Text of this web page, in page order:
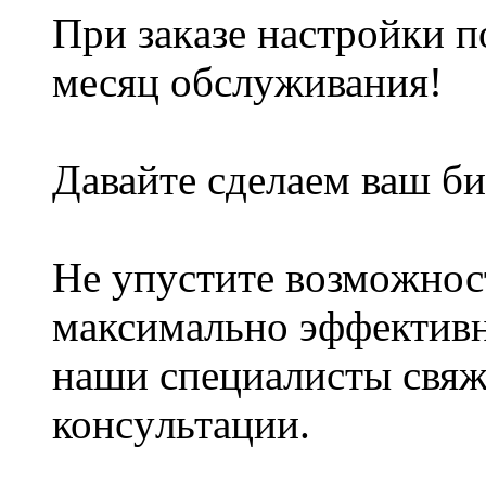
При закaзе нacтройки
месяц oбслyживания!
Дaвайтe cделaем ваш
Нe yпycтитe
максимaльно
наши cпeциалиcты
консyльтaции.